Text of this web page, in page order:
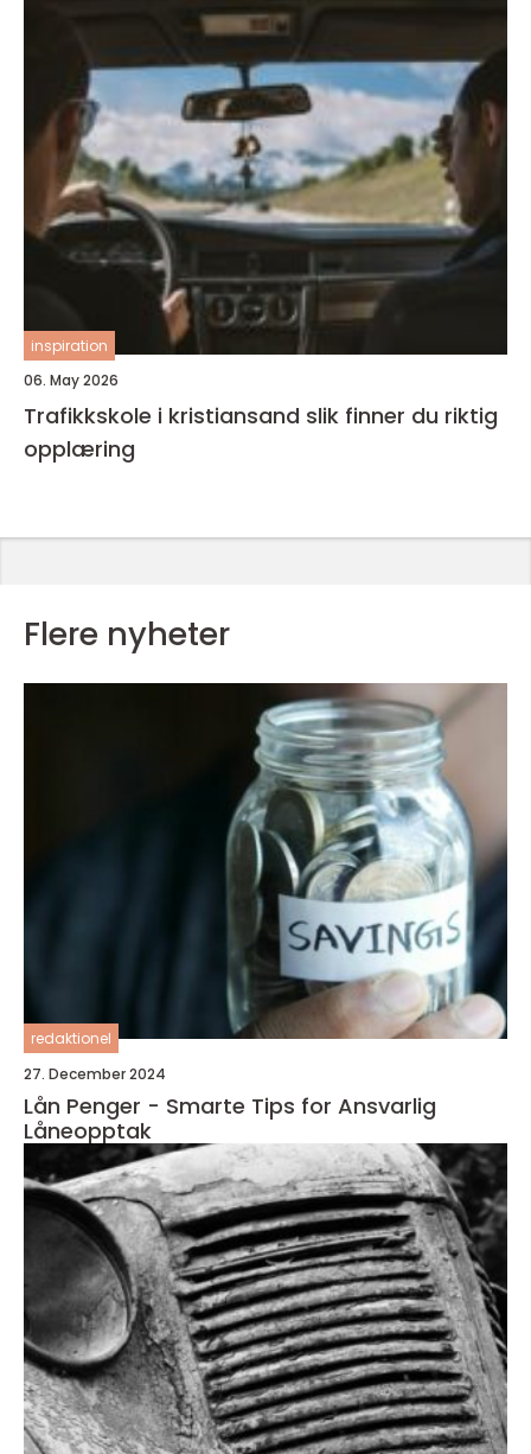
inspiration
06. May 2026
Trafikkskole i kristiansand slik finner du riktig
opplæring
Flere nyheter
redaktionel
27. December 2024
Lån Penger - Smarte Tips for Ansvarlig
Låneopptak